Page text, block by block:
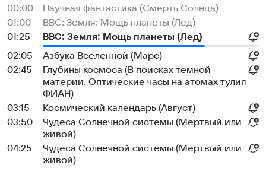
00:00
Научная фантастика (Смерть Солнца)
01:00
BBC: Земля: Мощь планеты (Лед)
01:25
BBC: Земля: Мощь планеты (Лед)
02:05
Азбука Вселенной (Марс)
02:45
Глубины космоса (В поисках темной
материи. Оптические часы на атомах тулия
ФИАН)
03:15
Космический календарь (Август)
03:50
Чудеса Солнечной системы (Мертвый или
живой)
04:25
Чудеса Солнечной системы (Мертвый или
живой)